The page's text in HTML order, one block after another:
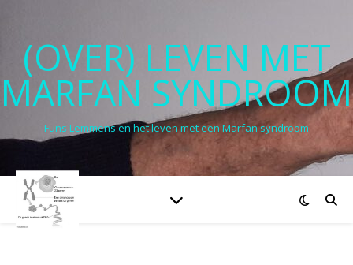
(OVER) LEVEN MET
MARFAN SYNDROOM
Funs Lemmens en het leven met een Marfan syndroom